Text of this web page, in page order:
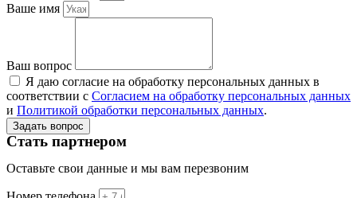
Ваше имя
Ваш вопрос
Я даю согласие на обработку персональных данных в
соответствии с Согласием на обработку персональных данных
и Политикой обработки персональных данных.
Задать вопрос
Стать партнером
Оставьте свои данные и мы вам перезвоним